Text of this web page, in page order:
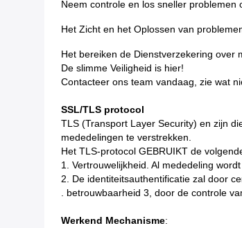
Neem controle en los sneller problemen
Het Zicht en het Oplossen van
Het bereiken de Dienstverzekering over
De slimme Veiligheid is hier!
Contacteer ons team vandaag, zie wat
SSL/TLS protocol
TLS (Transport Layer Security) en zijn
mededelingen te verstrekken.
Het TLS-protocol GEBRUIKT de
1. Vertrouwelijkheid. Al mededeling
2. De identiteitsauthentificatie zal door
. betrouwbaarheid 3, door de controle
Werkend Mechanisme: